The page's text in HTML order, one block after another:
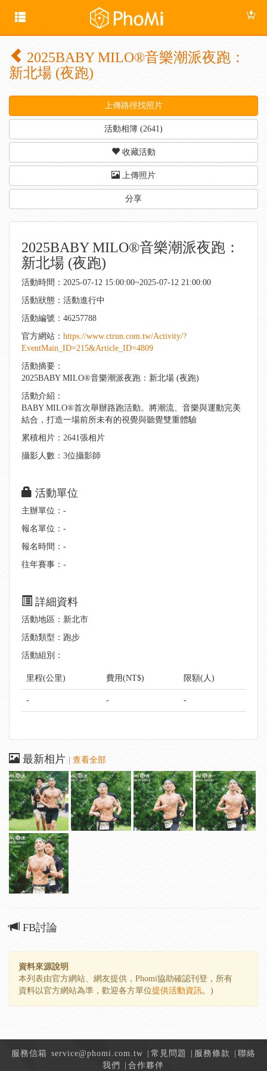
2025BABY MILO®音樂潮派夜跑：
新北場 (夜跑)
上傳路徑找照片
活動相簿 (2641)
收藏活動
上傳照片
分享
2025BABY MILO®音樂潮派夜跑：
新北場 (夜跑)
活動時間：2025-07-12 15:00:00~2025-07-12 21:00:00
活動狀態：活動進行中
活動編號：46257788
官方網站： https://www.ctrun.com.tw/Activity/?
EventMain_ID=215&Article_ID=4809
活動摘要：
2025BABY MILO®音樂潮派夜跑：新北場 (夜跑)
活動介紹：
BABY MILO®首次舉辦路跑活動。將潮流、音樂與運動完美
結合，打造一場前所未有的視覺與聽覺雙重體驗
累積相片：2641張相片
攝影人數：3位攝影師
活動單位
主辦單位：-
報名單位：-
報名時間：-
往年賽事：-
詳細資料
活動地區：新北市
活動類型：跑步
活動組別：
里程(公里) 費用(NT$) 限額(人)
- - -
最新相片 查看全部
FB討論
資料來源說明
本列表由官方網站、網友提供，Phomi協助確認刊登，所有
資料以官方網站為準，歡迎各方單位提供活動資訊。)
服務信箱 service@phomi.com.tw 常見問題 服務條款
聯絡
我們
合作夥伴